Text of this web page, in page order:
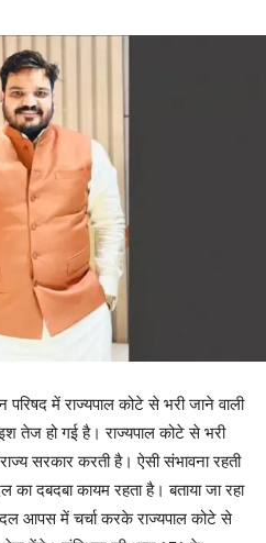
परिषद में राज्यपाल कोटे से भरी जाने वाली
तेज हो गई है। राज्यपाल कोटे से भरी
सरकार करती है। ऐसी संभावना रहती
दबदबा कायम रहता है। बताया जा रहा
आपस में चर्चा करके राज्यपाल कोटे से